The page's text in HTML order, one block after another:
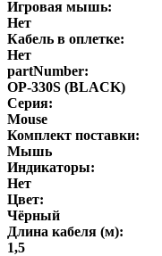
Игровая мышь:
Нет
Кабель в оплетке:
Нет
partNumber:
OP-330S (BLACK)
Серия:
Mouse
Комплект поставки:
Мышь
Индикаторы:
Нет
Цвет:
Чёрный
Длина кабеля (м):
1,5